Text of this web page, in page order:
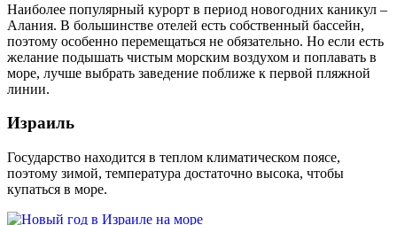
Наиболее популярный курорт в период новогодних каникул –
Алания. В большинстве отелей есть собственный бассейн,
поэтому особенно перемещаться не обязательно. Но если есть
желание подышать чистым морским воздухом и поплавать в
море, лучше выбрать заведение поближе к первой пляжной
линии.
Израиль
Государство находится в теплом климатическом поясе,
поэтому зимой, температура достаточно высока, чтобы
купаться в море.